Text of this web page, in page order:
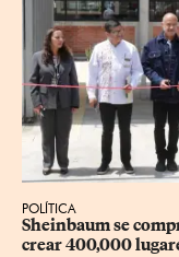
POLÍTICA
Sheinbaum se
crear 400,000